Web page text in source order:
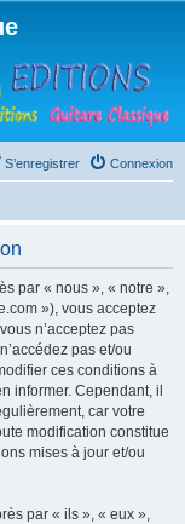
Connexion
S’enregistrer
par « nous », « notre »,
»), vous acceptez
n’acceptez pas
pas et/ou
ces conditions à
informer. Cependant, il
car votre
modification constitue
mises à jour et/ou
par « ils », « eux »,